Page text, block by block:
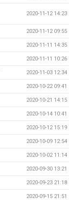
2020-11-12 14:23
2020-11-12 09:55
2020-11-11 14:35
2020-11-11 10:26
2020-11-03 12:34
2020-10-22 09:41
2020-10-21 14:15
2020-10-14 10:41
2020-10-12 15:19
2020-10-09 12:54
2020-10-02 11:14
2020-09-30 13:21
2020-09-23 21:18
2020-09-15 21:51